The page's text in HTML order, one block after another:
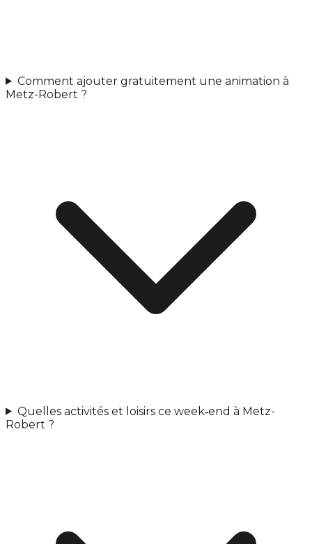
Comment ajouter gratuitement une animation à
Metz-Robert ?
Quelles activités et loisirs ce week‑end à Metz-
Robert ?